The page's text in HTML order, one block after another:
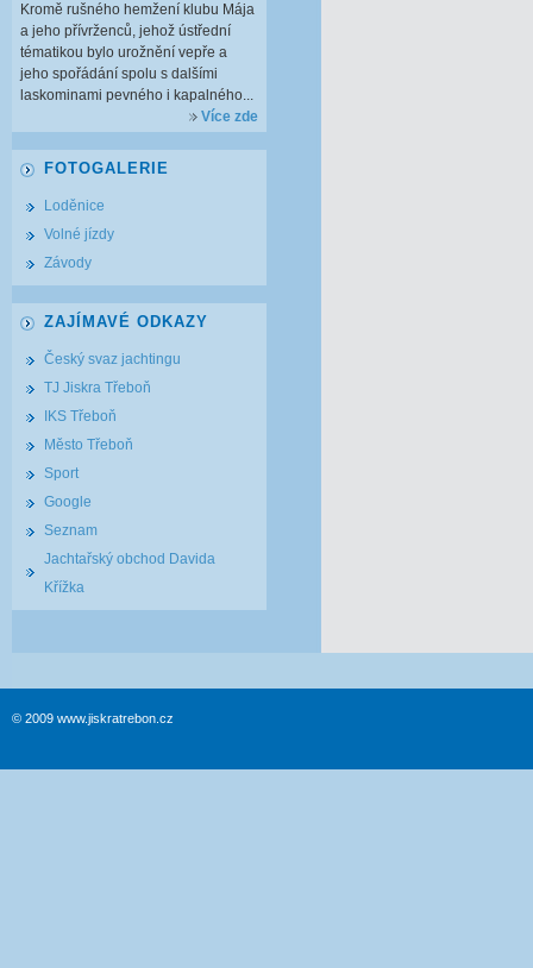
Kromě rušného hemžení klubu Mája
a jeho přívrženců, jehož ústřední
tématikou bylo urožnění vepře a
jeho spořádání spolu s dalšími
laskominami pevného i kapalného...
Více zde
FOTOGALERIE
Loděnice
Volné jízdy
Závody
ZAJÍMAVÉ ODKAZY
Český svaz jachtingu
TJ Jiskra Třeboň
IKS Třeboň
Město Třeboň
Sport
Google
Seznam
Jachtařský obchod Davida
Křížka
© 2009 www.jiskratrebon.cz